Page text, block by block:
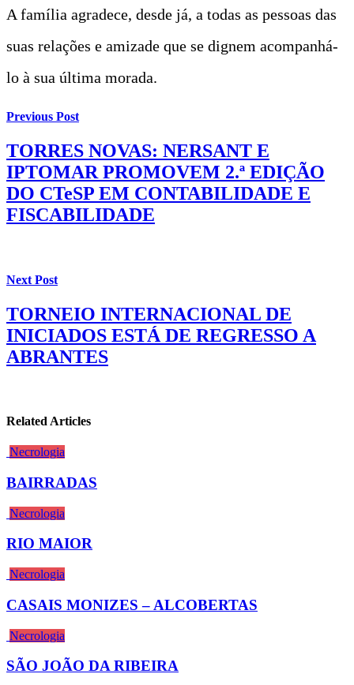
A família agradece, desde já, a todas as pessoas das
suas relações e amizade que se dignem acompanhá-
lo à sua última morada.
Previous Post
TORRES NOVAS: NERSANT E
IPTOMAR PROMOVEM 2.ª EDIÇÃO
DO CTeSP EM CONTABILIDADE E
FISCABILIDADE
Next Post
TORNEIO INTERNACIONAL DE
INICIADOS ESTÁ DE REGRESSO A
ABRANTES
Related Articles
Necrologia
BAIRRADAS
Necrologia
RIO MAIOR
Necrologia
CASAIS MONIZES – ALCOBERTAS
Necrologia
SÃO JOÃO DA RIBEIRA